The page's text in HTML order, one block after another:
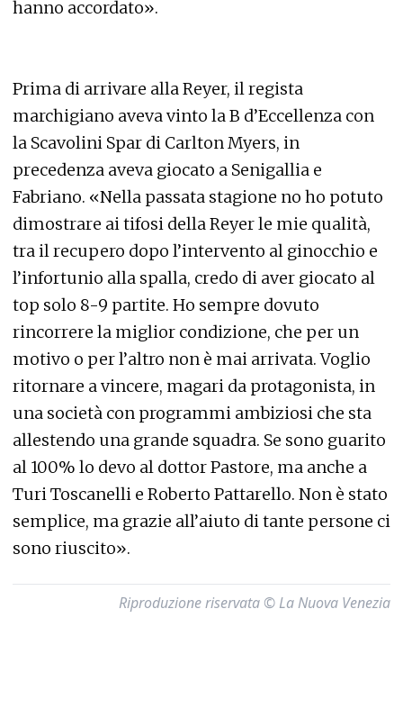
hanno accordato».
Prima di arrivare alla Reyer, il regista
marchigiano aveva vinto la B d’Eccellenza con
la Scavolini Spar di Carlton Myers, in
precedenza aveva giocato a Senigallia e
Fabriano. «Nella passata stagione no ho potuto
dimostrare ai tifosi della Reyer le mie qualità,
tra il recupero dopo l’intervento al ginocchio e
l’infortunio alla spalla, credo di aver giocato al
top solo 8-9 partite. Ho sempre dovuto
rincorrere la miglior condizione, che per un
motivo o per l’altro non è mai arrivata. Voglio
ritornare a vincere, magari da protagonista, in
una società con programmi ambiziosi che sta
allestendo una grande squadra. Se sono guarito
al 100% lo devo al dottor Pastore, ma anche a
Turi Toscanelli e Roberto Pattarello. Non è stato
semplice, ma grazie all’aiuto di tante persone ci
sono riuscito».
Riproduzione riservata © La Nuova Venezia